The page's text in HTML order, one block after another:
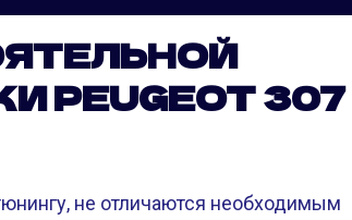
PEUGEOT 307
не отличаются необходимым